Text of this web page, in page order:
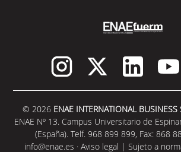
© 2026 ENAE INTERNATIONAL
ENAE Nº 13. Campus Universitario de
(España). Telf. 968 899 899, Fax: 868
info@enae.es · Aviso legal | Sujeto a